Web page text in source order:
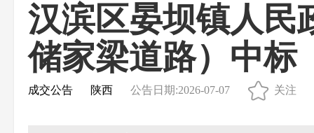
汉滨区晏坝镇人民
储家梁道路）中标
成交公告 陕西 公告日期:2026-07-07 关注